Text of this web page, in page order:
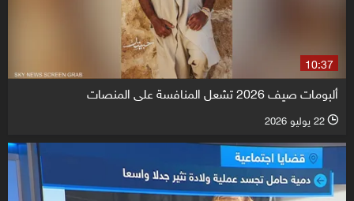
10:37
ألبومات صيف 2026 تشعل المنافسة على المنصات
l 22 يوليو 2026